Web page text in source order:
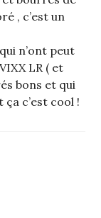
, c’est un
n’ont peut
LR ( et
bons et qui
c’est cool !